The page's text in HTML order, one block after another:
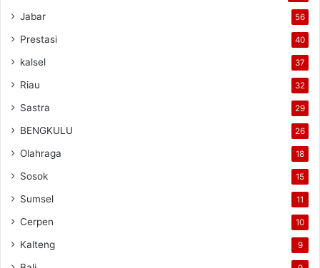
Jabar 56
Prestasi 40
kalsel 37
Riau 32
Sastra 29
BENGKULU 26
Olahraga 18
Sosok 15
Sumsel 11
Cerpen 10
Kalteng 9